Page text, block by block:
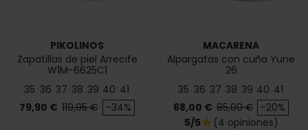
PIKOLINOS
Zapatillas de piel Arrecife
W1M-6625C1
35 36 37 38 39 40 41
Precio
79,90 € Precio base
119,95 € -34%
MACARENA
Alpargatas con cuña Yune
26
35 36 37 38 39 40 41
Precio
68,00 € Precio base
85,00 € -20%
5/5star (4 opiniones)